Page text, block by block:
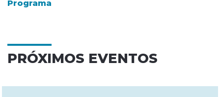
Programa
PRÓXIMOS EVENTOS